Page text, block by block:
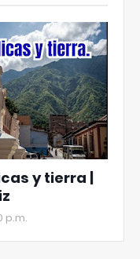
y tierra |
p.m.